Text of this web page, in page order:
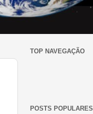
TOP NAVEGAÇÃO
POSTS POPULARES